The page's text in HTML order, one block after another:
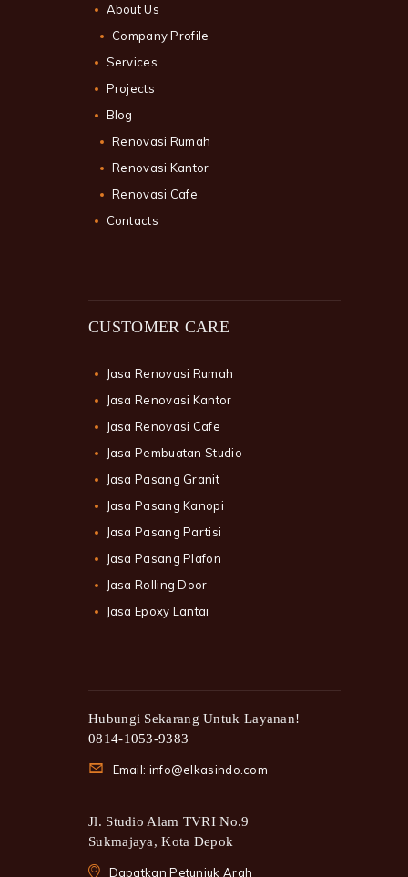
About Us
Company Profile
Services
Projects
Blog
Renovasi Rumah
Renovasi Kantor
Renovasi Cafe
Contacts
CUSTOMER CARE
Jasa Renovasi Rumah
Jasa Renovasi Kantor
Jasa Renovasi Cafe
Jasa Pembuatan Studio
Jasa Pasang Granit
Jasa Pasang Kanopi
Jasa Pasang Partisi
Jasa Pasang Plafon
Jasa Rolling Door
Jasa Epoxy Lantai
Hubungi Sekarang Untuk Layanan!
0814-1053-9383
Email: info@elkasindo.com
Jl. Studio Alam TVRI No.9
Sukmajaya, Kota Depok
Dapatkan Petunjuk Arah